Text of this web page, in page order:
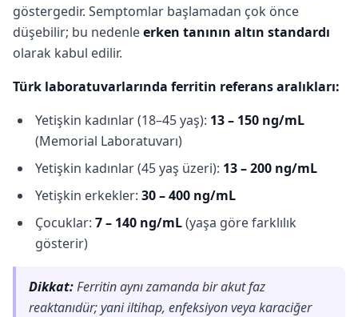
göstergedir. Semptomlar başlamadan çok önce
düşebilir; bu nedenleerken tanının altın standardı
olarak kabul edilir.
Türk laboratuvarlarında ferritin referans aralıkları:
Yetişkin kadınlar (18–45 yaş): 13 – 150 ng/mL
(Memorial Laboratuvarı)
Yetişkin kadınlar (45 yaş üzeri): 13 – 200 ng/mL
Yetişkin erkekler: 30 – 400 ng/mL
Çocuklar: 7 – 140 ng/mL(yaşa göre farklılık
gösterir)
Dikkat:Ferritin aynı zamanda bir akut faz
reaktanıdür; yani iltihap, enfeksiyon veya karaciğer